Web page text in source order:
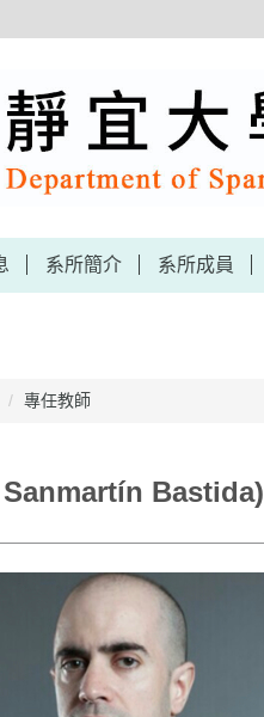
系所簡介 系所成員
專任教師
Bastida)